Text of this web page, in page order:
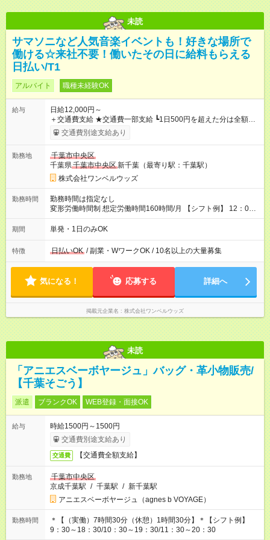
未読
サマソニなど人気音楽イベントも！好きな場所で
働ける☆来社不要！働いたその日に給料もらえる
日払い/T1
アルバイト 職種未経験OK
給与
日給12,000円～
＋交通費支給 ★交通費一部支給 ┗1日500円を超えた分は全額支
（規定あり） ┗働いたその日に現金GET♪ お仕事後はコンビニ
なし
交通費別途支給あり
勤務地
千葉市中央区
千葉県千葉市中央区新千葉（最寄り駅：千葉駅）
株式会社ワンベルウッズ
勤務時間
勤務時間は指定なし
変形労働時間制 想定労働時間160時間/月 【シフト例】 12：00
～22：00
期間 単発・1日のみOK
特徴 日払いOK / 副業・WワークOK / 10名以上の大量募集
気になる！ 応募する 詳細へ
掲載元企業名 株式会社ワンベルウッズ
未読
「アニエスベーボヤージュ」バッグ・革小物販売/
【千葉そごう】
派遣 ブランクOK WEB登録・面接OK
給与
時給1500円～1500円
交通費別途支給あり
交通費 【交通費全額支給】
勤務地
千葉市中央区
京成千葉駅 / 千葉駅 / 新千葉駅
アニエスベーボヤージュ（agnes b VOYAGE）
勤務時間
＊【（実働）7時間30分（休憩）1時間30分】＊【シフト例】
9：30～18：30/10：30～19：30/11：30～20：30